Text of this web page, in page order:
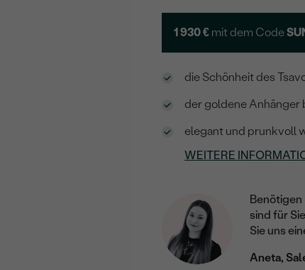
1 930 € mit dem Code
die Schönheit des
der goldene Anhänger
elegant und prunkvoll
WEITERE
Benötigen
sind für
Sie uns
Aneta,